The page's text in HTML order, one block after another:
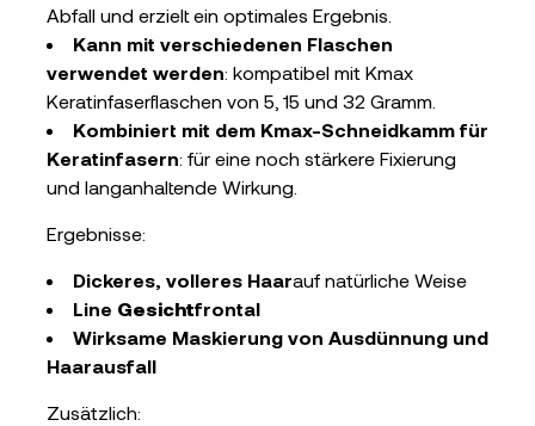
Abfall und erzielt ein optimales Ergebnis.
Kann mit verschiedenen Flaschen
verwendet werden: kompatibel mit Kmax
Keratinfaserflaschen von 5, 15 und 32 Gramm.
Kombiniert mit dem Kmax-Schneidkamm für
Keratinfasern: für eine noch stärkere Fixierung
und langanhaltende Wirkung.
Ergebnisse:
Dickeres, volleres Haarauf natürliche Weise
Line Gesichtfrontal
Wirksame Maskierung von Ausdünnung und
Haarausfall
Zusätzlich: